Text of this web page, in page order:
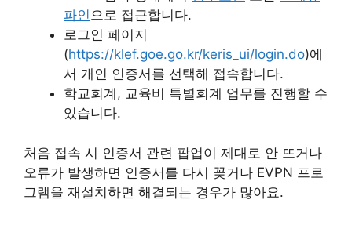
파인으로 접근합니다.
로그인 페이지
(https://klef.goe.go.kr/keris_ui/login.do)에
서 개인 인증서를 선택해 접속합니다.
학교회계, 교육비 특별회계 업무를 진행할 수
있습니다.
처음 접속 시 인증서 관련 팝업이 제대로 안 뜨거나
오류가 발생하면 인증서를 다시 꽂거나 EVPN 프로
그램을 재설치하면 해결되는 경우가 많아요.